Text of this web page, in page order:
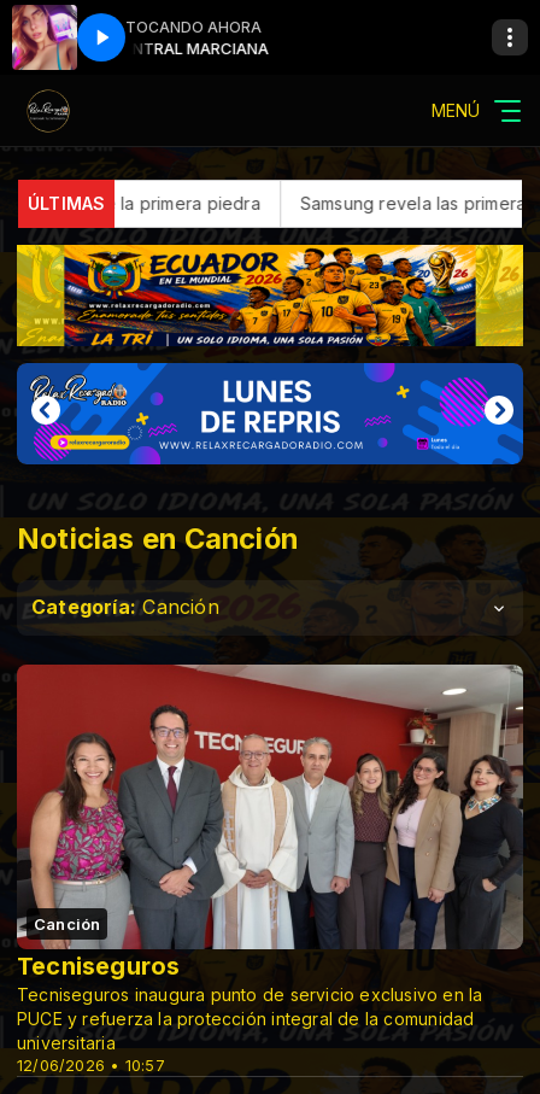
TOCANDO AHORA
CENTRAL MARCIANA CENTRAL
MENÚ
ÚLTIMAS
piedra Samsung revela las primeras pistas de Galaxy
Noticias en Canción
Categoría: Canción
Canción
12/06/2026 • 10:57
Tecniseguros
Tecniseguros inaugura punto de servicio exclusivo en la
PUCE y refuerza la protección integral de la comunidad
universitaria